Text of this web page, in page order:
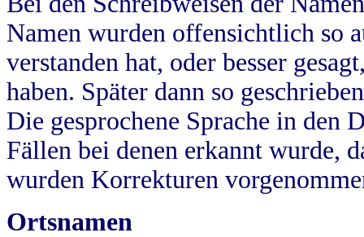
Namen wurden offensichtlich so
verstanden hat, oder besser
haben. Später dann so
Die gesprochene Sprache in
Fällen bei denen erkannt wurde,
wurden Korrekturen
Ortsnamen